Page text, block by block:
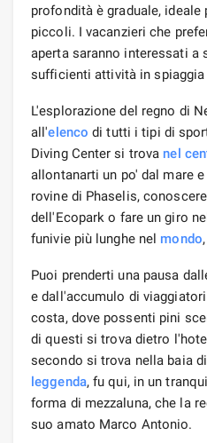
profondità è graduale,
piccoli. I vacanzieri che
aperta saranno interessati a
sufficienti attività in spiaggia
L'esplorazione del regno di
all'elenco di tutti i tipi di
Diving Center si trova nel
allontanarti un po' dal mare
rovine di Phaselis,
dell'Ecopark o fare un giro
funivie più lunghe nel mondo
Puoi prenderti una pausa
e dall'accumulo di
costa, dove possenti pini
di questi si trova dietro
secondo si trova nella baia
leggenda, fu qui, in un
forma di mezzaluna, che la
suo amato Marco Antonio.